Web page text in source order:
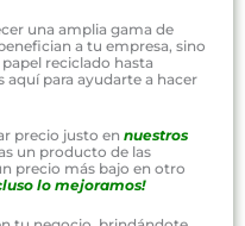
una amplia gama de
a tu empresa, sino
reciclado hasta
para ayudarte a hacer
precio justo en nuestros
un producto de las
precio más bajo en otro
lo mejoramos!